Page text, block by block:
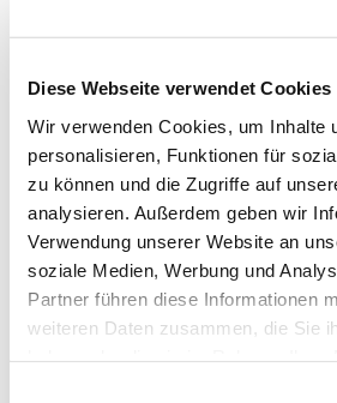
Diese Webseite verwendet Cookies
Wir verwenden Cookies, um Inhalte
personalisieren, Funktionen für
zu können und die Zugriffe auf
analysieren. Außerdem geben wir
Verwendung unserer Website an
soziale Medien, Werbung und
Partner führen diese Informationen
weiteren Daten zusammen, die Sie